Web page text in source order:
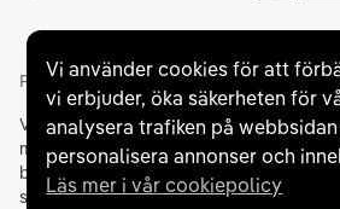
Vi använder cookies för att
vi erbjuder, öka säkerheten för
analysera trafiken på
personalisera annonser och
Läs mer i vår cookiepolicy
Partners och betallösningar
Vi samarbetar medflertalet banker för
möjliga finansieringslösning och stödjer
betalningsmetoder. För att du ska känna
samarbetar vi med Folksam och